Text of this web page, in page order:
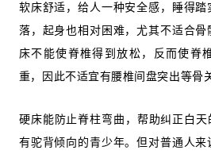
软床舒适，给人一种安全感，睡得
落，起身也相对困难，尤其不适合
床不能使脊椎得到放松，反而使脊
重，因此不适宜有腰椎间盘突出等骨
硬床能防止脊柱弯曲，帮助纠正白
有驼背倾向的青少年。但对普通人